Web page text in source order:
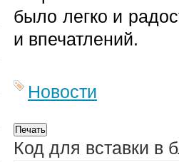
было легко и
и впечатлений.
Новости
Код для вставки в